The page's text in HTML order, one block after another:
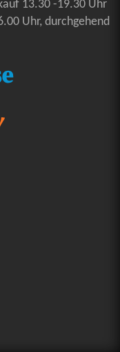
13.30 -19.30 Uhr
Uhr, durchgehend